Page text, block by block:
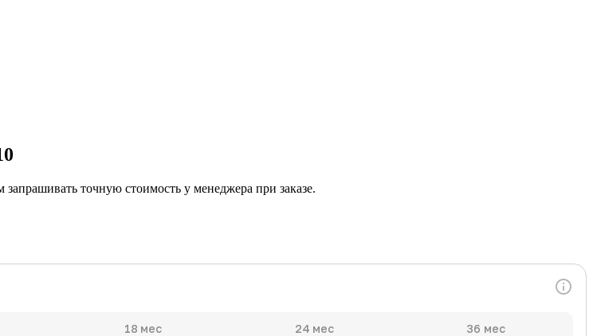
точную стоимость у менеджера при заказе.
18 мес 24 мес 36 мес